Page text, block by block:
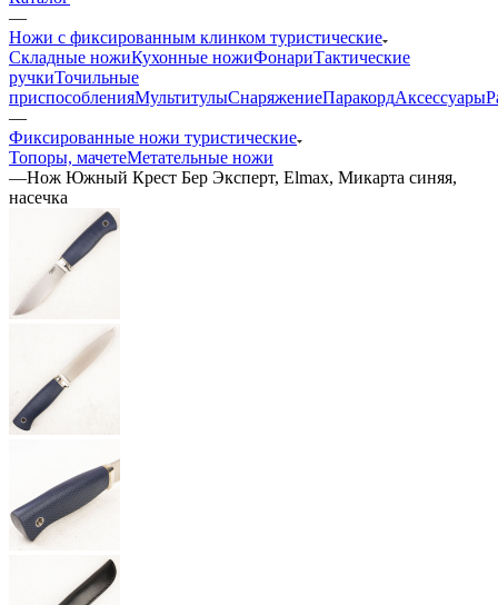
—
Ножи с фиксированным клинком туристические
Складные ножиКухонные ножиФонариТактические
ручкиТочильные
приспособленияМультитулыСнаряжениеПаракордАксессуары
—
Фиксированные ножи туристические
Топоры, мачетеМетательные ножи
—Нож Южный Крест Бер Эксперт, Elmax, Микарта синяя,
насечка